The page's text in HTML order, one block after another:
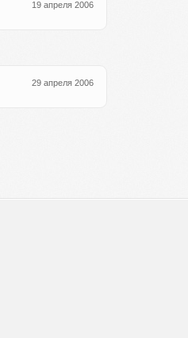
19 апреля 2006
29 апреля 2006